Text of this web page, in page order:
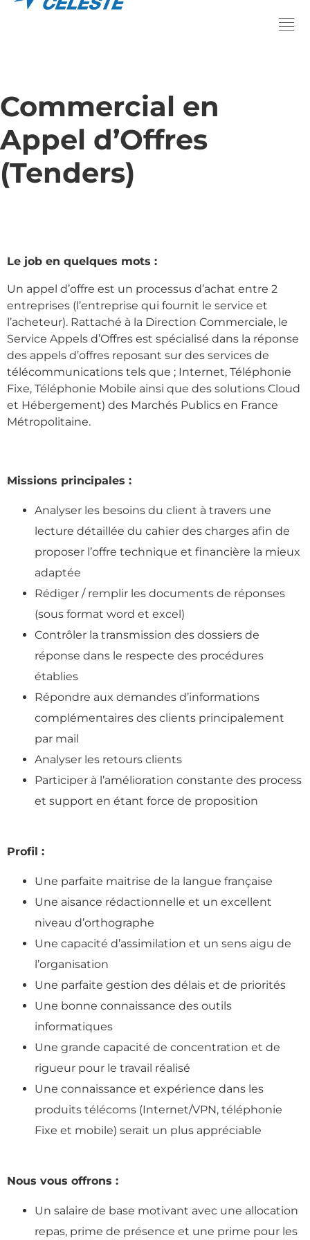
Commercial en
Appel d’Offres
(Tenders)
Le job en quelques mots :
Un appel d’offre est un processus d’achat entre 2
entreprises (l’entreprise qui fournit le service et
l’acheteur). Rattaché à la Direction Commerciale, le
Service Appels d’Offres est spécialisé dans la réponse
des appels d’offres reposant sur des services de
télécommunications tels que ; Internet, Téléphonie
Fixe, Téléphonie Mobile ainsi que des solutions Cloud
et Hébergement) des Marchés Publics en France
Métropolitaine.
Missions principales :
Analyser les besoins du client à travers une
lecture détaillée du cahier des charges afin de
proposer l’offre technique et financière la mieux
adaptée
Rédiger / remplir les documents de réponses
(sous format word et excel)
Contrôler la transmission des dossiers de
réponse dans le respecte des procédures
établies
Répondre aux demandes d’informations
complémentaires des clients principalement
par mail
Analyser les retours clients
Participer à l’amélioration constante des process
et support en étant force de proposition
Profil :
Une parfaite maitrise de la langue française
Une aisance rédactionnelle et un excellent
niveau d’orthographe
Une capacité d’assimilation et un sens aigu de
l’organisation
Une parfaite gestion des délais et de priorités
Une bonne connaissance des outils
informatiques
Une grande capacité de concentration et de
rigueur pour le travail réalisé
Une connaissance et expérience dans les
produits télécoms (Internet/VPN, téléphonie
Fixe et mobile) serait un plus appréciable
Nous vous offrons :
Un salaire de base motivant avec une allocation
repas, prime de présence et une prime pour les